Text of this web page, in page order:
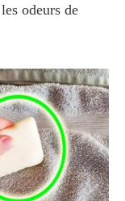
odeurs de